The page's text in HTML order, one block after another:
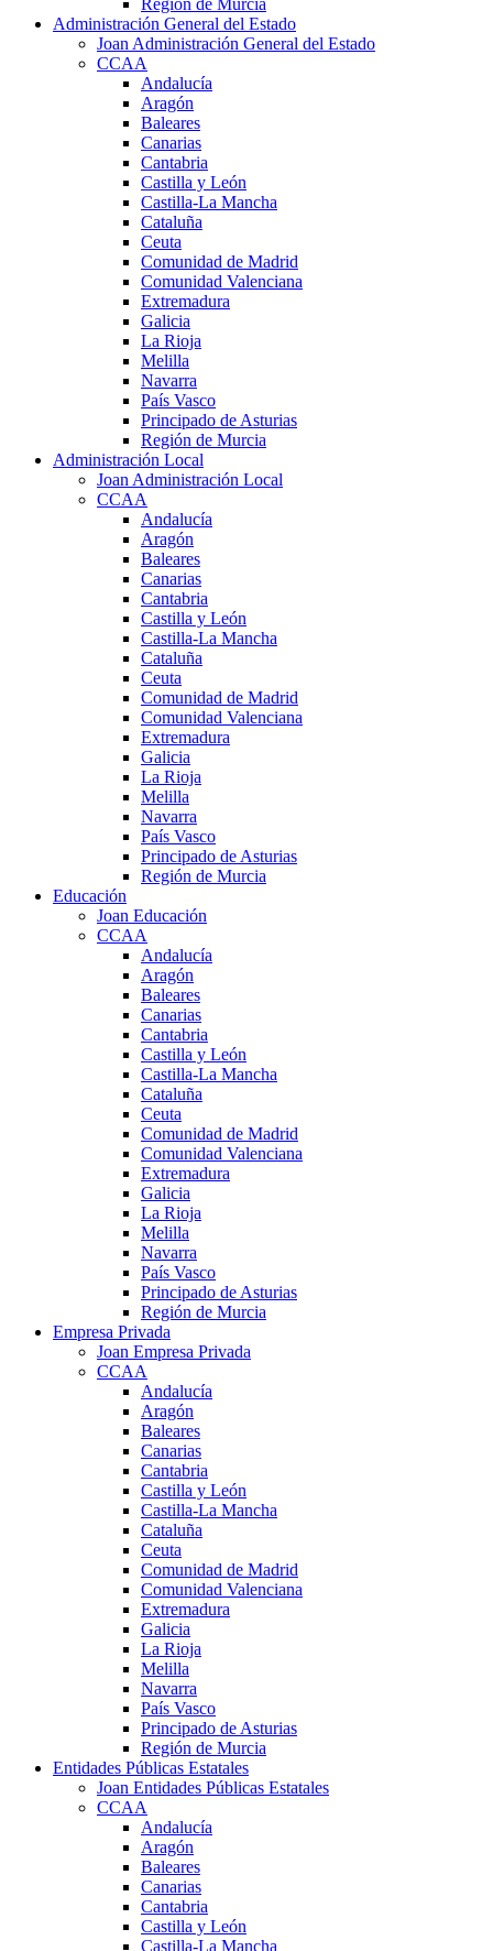
Administración General del Estado
Joan Administración General del Estado
CCAA
Andalucía
Aragón
Baleares
Canarias
Cantabria
Castilla y León
Castilla-La Mancha
Cataluña
Ceuta
Comunidad de Madrid
Comunidad Valenciana
Extremadura
Galicia
La Rioja
Melilla
Navarra
País Vasco
Principado de Asturias
Región de Murcia
Administración Local
Joan Administración Local
CCAA
Andalucía
Aragón
Baleares
Canarias
Cantabria
Castilla y León
Castilla-La Mancha
Cataluña
Ceuta
Comunidad de Madrid
Comunidad Valenciana
Extremadura
Galicia
La Rioja
Melilla
Navarra
País Vasco
Principado de Asturias
Región de Murcia
Educación
Joan Educación
CCAA
Andalucía
Aragón
Baleares
Canarias
Cantabria
Castilla y León
Castilla-La Mancha
Cataluña
Ceuta
Comunidad de Madrid
Comunidad Valenciana
Extremadura
Galicia
La Rioja
Melilla
Navarra
País Vasco
Principado de Asturias
Región de Murcia
Empresa Privada
Joan Empresa Privada
CCAA
Andalucía
Aragón
Baleares
Canarias
Cantabria
Castilla y León
Castilla-La Mancha
Cataluña
Ceuta
Comunidad de Madrid
Comunidad Valenciana
Extremadura
Galicia
La Rioja
Melilla
Navarra
País Vasco
Principado de Asturias
Región de Murcia
Entidades Públicas Estatales
Joan Entidades Públicas Estatales
CCAA
Andalucía
Aragón
Baleares
Canarias
Cantabria
Castilla y León
Castilla-La Mancha